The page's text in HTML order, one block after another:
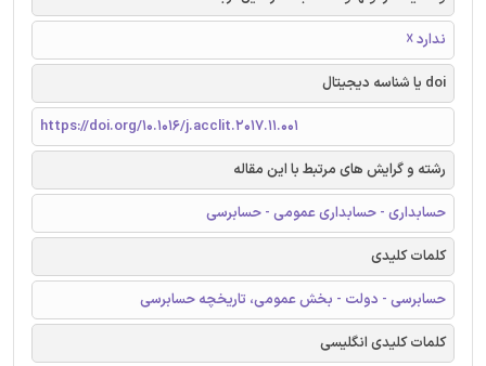
ندارد ☓
doi یا شناسه دیجیتال
https://doi.org/10.1016/j.acclit.2017.11.001
رشته و گرایش های مرتبط با این مقاله
حسابداری - حسابداری عمومی - حسابرسی
کلمات کلیدی
حسابرسی - دولت - بخش عمومی، تاریخچه حسابرسی
کلمات کلیدی انگلیسی